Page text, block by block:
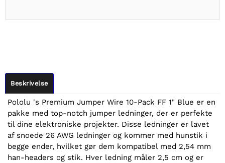
Beskrivelse
Pololu 's Premium Jumper Wire 10-Pack FF 1" Blue er en
pakke med top-notch jumper ledninger, der er perfekte
til dine elektroniske projekter. Disse ledninger er lavet
af snoede 26 AWG ledninger og kommer med hunstik i
begge ender, hvilket gør dem kompatibel med 2,54 mm
han-headers og stik. Hver ledning måler 2,5 cm og er